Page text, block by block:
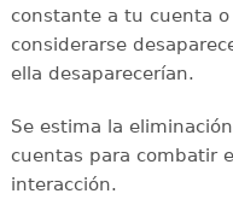
constante a tu cuenta
considerarse
ella desaparecerían.
Se estima la
cuentas para combatir
interacción.